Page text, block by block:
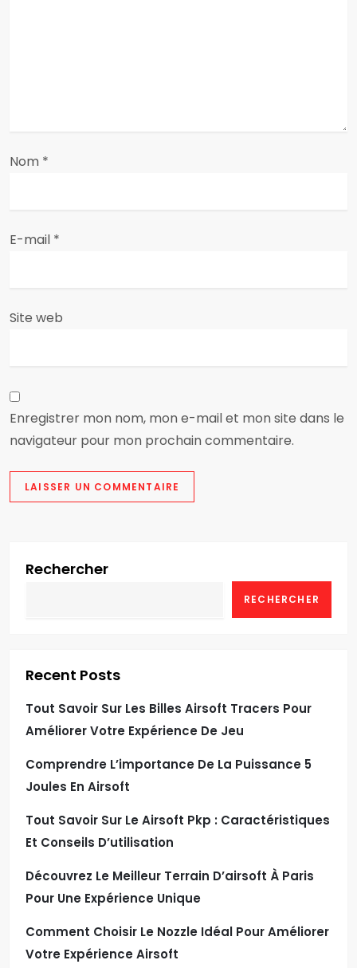
r
i
l
Nom *
E-mail *
Site web
Enregistrer mon nom, mon e-mail et mon site dans le
navigateur pour mon prochain commentaire.
Rechercher
RECHERCHER
Recent Posts
Tout Savoir Sur Les Billes Airsoft Tracers Pour
Améliorer Votre Expérience De Jeu
Comprendre L’importance De La Puissance 5
Joules En Airsoft
Tout Savoir Sur Le Airsoft Pkp : Caractéristiques
Et Conseils D’utilisation
Découvrez Le Meilleur Terrain D’airsoft À Paris
Pour Une Expérience Unique
Comment Choisir Le Nozzle Idéal Pour Améliorer
Votre Expérience Airsoft